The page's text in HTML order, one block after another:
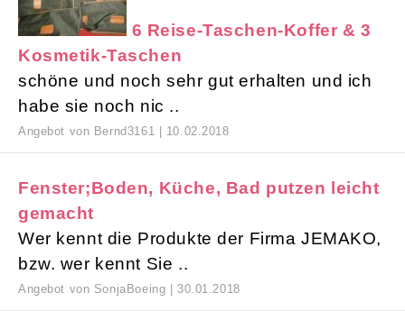
6 Reise-Taschen-Koffer & 3
Kosmetik-Taschen
schöne und noch sehr gut erhalten und ich
habe sie noch nic ..
Angebot von Bernd3161 | 10.02.2018
Fenster;Boden, Küche, Bad putzen leicht
gemacht
Wer kennt die Produkte der Firma JEMAKO,
bzw. wer kennt Sie ..
Angebot von SonjaBoeing | 30.01.2018